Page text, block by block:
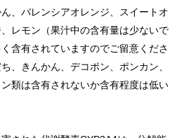
、バレンシアオレンジ、スイートオ
レモン（果汁中の含有量は少ないで
含有されていますのでご留意くださ
、きんかん、デコポン、ポンカン、
類は含有されないか含有程度は低い